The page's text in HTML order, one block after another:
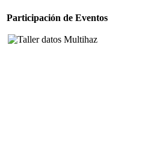
Participación de Eventos